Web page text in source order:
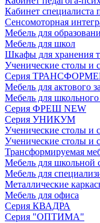
Кабинет специалиста
Сенсомоторная
Мебель для
Мебель для школ
Шкафы для хранения
Ученические столы и
Серия
Мебель для актового
Мебель для школьного
Серия ФРЕШ NEW
Серия УНИКУМ
Ученические столы и
Ученические столы и
Трансформируемая
Мебель для школьной
Мебель для
Металлические
Мебель для офиса
Серия КВАДРА
Серия "ОПТИМА"